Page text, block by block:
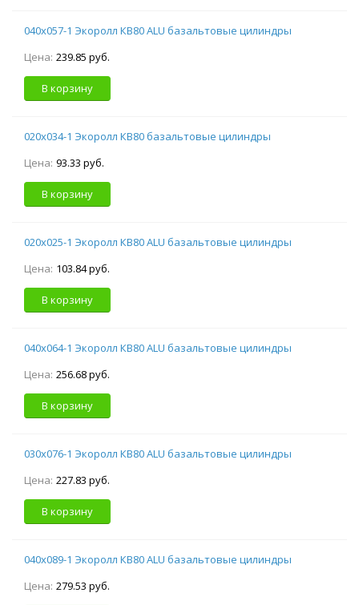
040х057-1 Экоролл КВ80 ALU базальтовые цилиндры
Цена: 239.85 руб.
В корзину
020х034-1 Экоролл КВ80 базальтовые цилиндры
Цена: 93.33 руб.
В корзину
020х025-1 Экоролл КВ80 ALU базальтовые цилиндры
Цена: 103.84 руб.
В корзину
040х064-1 Экоролл КВ80 ALU базальтовые цилиндры
Цена: 256.68 руб.
В корзину
030х076-1 Экоролл КВ80 ALU базальтовые цилиндры
Цена: 227.83 руб.
В корзину
040х089-1 Экоролл КВ80 ALU базальтовые цилиндры
Цена: 279.53 руб.